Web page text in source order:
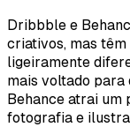
Dribbble e
criativos, mas
ligeiramente
mais voltado para
Behance atrai um
fotografia e